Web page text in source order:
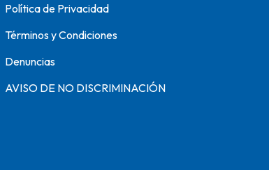
Política de Privacidad
Términos y Condiciones
Denuncias
AVISO DE NO DISCRIMINACIÓN